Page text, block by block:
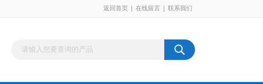
返回首页 在线留言 联系我们